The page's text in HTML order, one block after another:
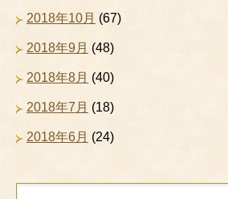
2018年10月 (67)
2018年9月 (48)
2018年8月 (40)
2018年7月 (18)
2018年6月 (24)